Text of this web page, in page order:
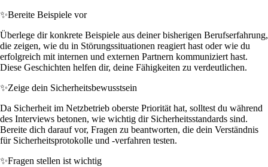
✨Bereite Beispiele vor
Überlege dir konkrete Beispiele aus deiner bisherigen Berufserfahrung,
die zeigen, wie du in Störungssituationen reagiert hast oder wie du
erfolgreich mit internen und externen Partnern kommuniziert hast.
Diese Geschichten helfen dir, deine Fähigkeiten zu verdeutlichen.
✨Zeige dein Sicherheitsbewusstsein
Da Sicherheit im Netzbetrieb oberste Priorität hat, solltest du während
des Interviews betonen, wie wichtig dir Sicherheitsstandards sind.
Bereite dich darauf vor, Fragen zu beantworten, die dein Verständnis
für Sicherheitsprotokolle und -verfahren testen.
✨Fragen stellen ist wichtig